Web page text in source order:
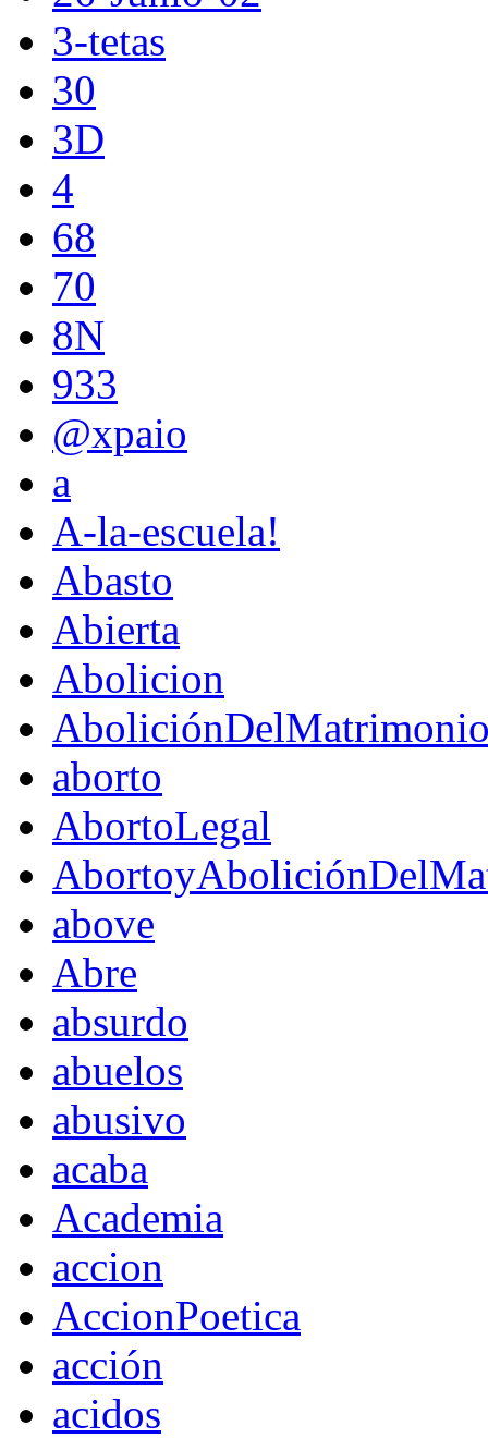
3-tetas
30
3D
4
68
70
8N
933
@xpaio
a
A-la-escuela!
Abasto
Abierta
Abolicion
aborto
AbortoLegal
above
Abre
absurdo
abuelos
abusivo
acaba
Academia
accion
AccionPoetica
acción
acidos